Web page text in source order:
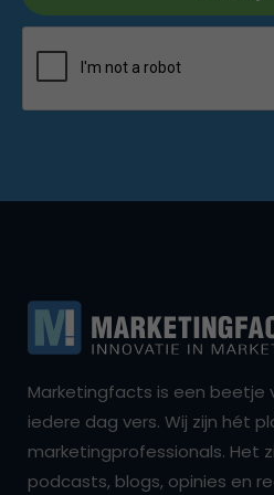
Marketingfacts is een beetje
iedere dag vers. Wij zijn hét
marketingprofessionals. Het
podcasts, blogs, opinies en